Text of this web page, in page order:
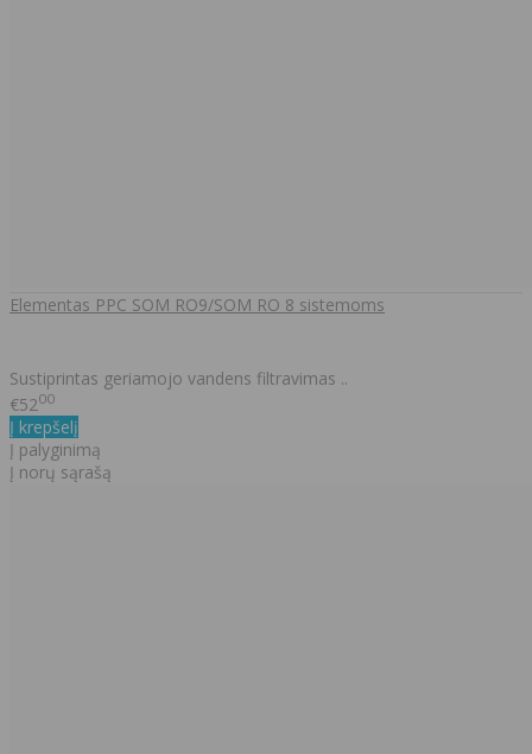
Elementas PPC SOM RO9/SOM RO 8 sistemoms
Sustiprintas geriamojo vandens filtravimas ..
€5200
Į krepšelį
Į palyginimą
Į norų sąrašą